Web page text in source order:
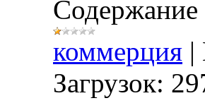
Содержание
коммерция |
Загрузок: